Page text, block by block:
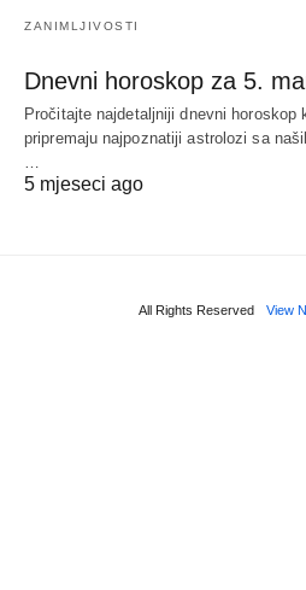
ZANIMLJIVOSTI
Dnevni horoskop za 5.
Pročitajte najdetaljniji dnevni horoskop
pripremaju najpoznatiji astrolozi sa
…
5 mjeseci ago
All Rights Reserved View